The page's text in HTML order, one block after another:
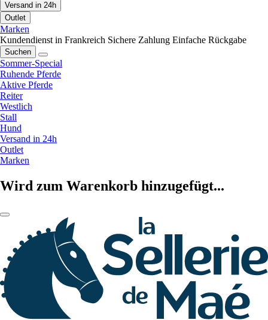
Versand in 24h
Outlet
Marken
Kundendienst in Frankreich Sichere Zahlung Einfache Rückgabe
Suchen
Sommer-Special
Ruhende Pferde
Aktive Pferde
Reiter
Westlich
Stall
Hund
Versand in 24h
Outlet
Marken
Wird zum Warenkorb hinzugefügt...